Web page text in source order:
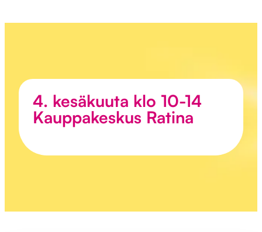
4. kesäkuuta klo 10-14
Kauppakeskus Ratina